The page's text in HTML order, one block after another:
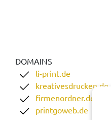
DOMAINS
li-print.de
kreativesdrucken.de
firmenordner.de
printgoweb.de